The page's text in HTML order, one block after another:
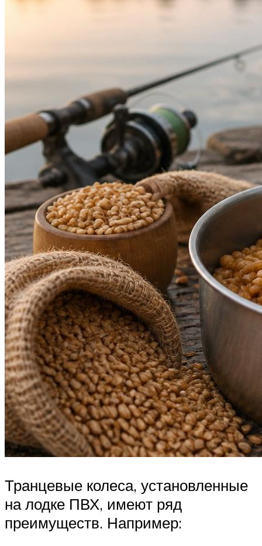
Транцевые колеса, установленные
на лодке ПВХ, имеют ряд
преимуществ. Например: